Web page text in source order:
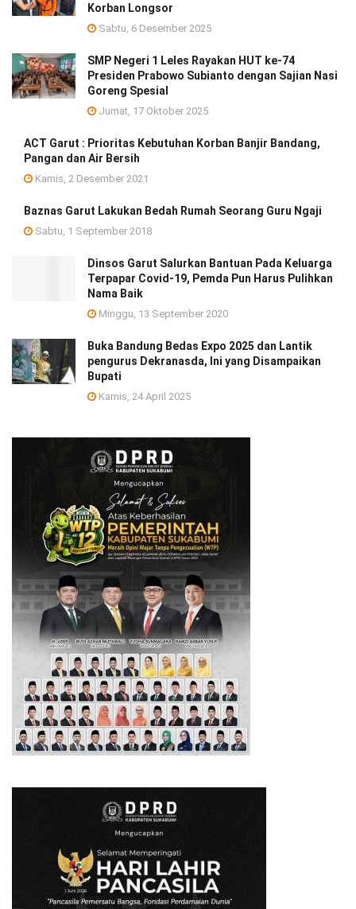
Korban Longsor
Sabtu, 6 Desember 2025
SMP Negeri 1 Leles Rayakan HUT ke-74
Presiden Prabowo Subianto dengan Sajian Nasi
Goreng Spesial
Jumat, 17 Oktober 2025
ACT Garut : Prioritas Kebutuhan Korban Banjir Bandang,
Pangan dan Air Bersih
Kamis, 2 Desember 2021
Baznas Garut Lakukan Bedah Rumah Seorang Guru Ngaji
Sabtu, 1 September 2018
Dinsos Garut Salurkan Bantuan Pada Keluarga
Terpapar Covid-19, Pemda Pun Harus Pulihkan
Nama Baik
Minggu, 13 September 2020
Buka Bandung Bedas Expo 2025 dan Lantik
pengurus Dekranasda, Ini yang Disampaikan
Bupati
Kamis, 24 April 2025